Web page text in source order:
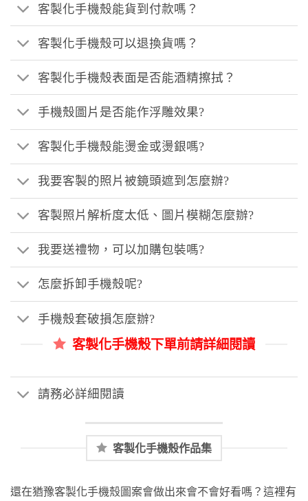
客製化手機殼能貨到付款嗎？
客製化手機殼可以退換貨嗎？
客製化手機殼表面是否能酒精擦拭？
手機殼圖片是否能作浮雕效果?
客製化手機殼能燙金或燙銀嗎?
我要客製的照片被鏡頭遮到怎麼辦?
客製照片解析度太低、圖片模糊怎麼辦?
我要送禮物，可以加購包裝嗎?
怎麼拆卸手機殼呢?
手機殼套破損怎麼辦?
客製化手機殼下單前請詳細閱讀
請務必詳細閱讀
客製化手機殼作品集
還在猶豫客製化手機殼圖案會做出來會不會好看嗎？這裡有